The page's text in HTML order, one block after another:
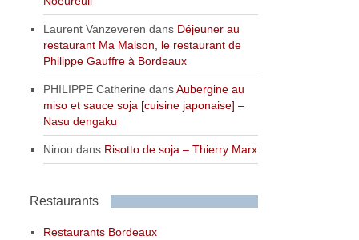
Laurent Vanzeveren dans Déjeuner au
restaurant Ma Maison, le restaurant de
Philippe Gauffre à Bordeaux
PHILIPPE Catherine dansAubergine au
miso et sauce soja [cuisine japonaise] –
Nasu dengaku
Ninou dans Risotto de soja – Thierry Marx
Restaurants
Restaurants Bordeaux